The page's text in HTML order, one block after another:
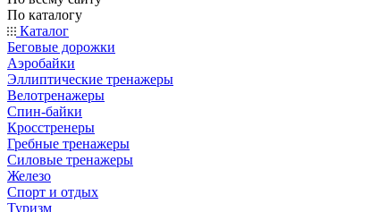
По каталогу
Каталог
Беговые дорожки
Аэробайки
Эллиптические тренажеры
Велотренажеры
Спин-байки
Кросстренеры
Гребные тренажеры
Силовые тренажеры
Железо
Спорт и отдых
Туризм